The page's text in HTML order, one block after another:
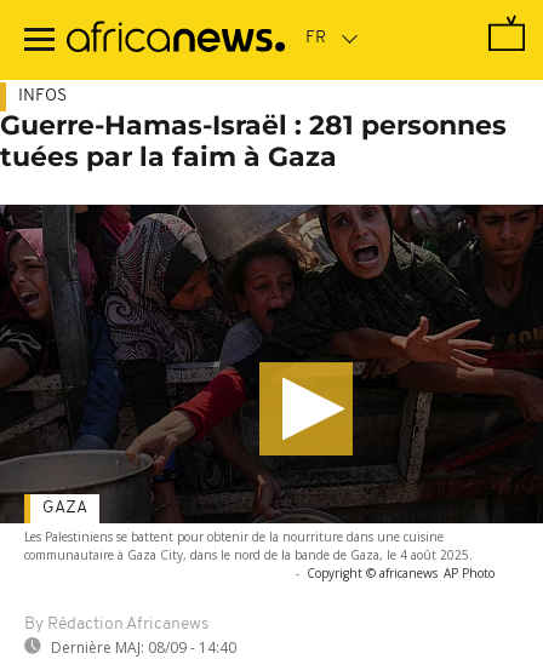
contenu
INFOS
Guerre-Hamas-Israël : 281 personnes
tuées par la faim à Gaza
Les Palestiniens se battent pour obtenir de la nourriture dans une cuisine
communautaire à Gaza City, dans le nord de la bande de Gaza, le 4 août 2025.
- Copyright © africanews AP Photo
By Rédaction Africanews
Dernière MAJ: 08/09 - 14:40
GAZA